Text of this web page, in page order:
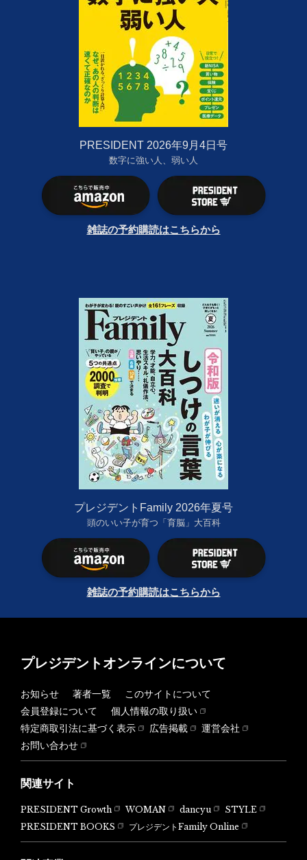
PRESIDENT 2026年9月4日号
数字に強い人、弱い人
雑誌の予約購読はこちらから
プレジデントFamily 2026年夏号
頭のいい子が育つ「育脳」大百科
雑誌の予約購読はこちらから
プレジデントオンラインについて
お知らせ 著者一覧
このサイトについて
会員登録について
個人情報の取り扱い
特定商取引法に基づく表示
広告掲載
運営会社
お問い合わせ
関連サイト
PRESIDENT Growth WOMAN dancyu
STYLE
PRESIDENT BOOKS
プレジデントFamily Online